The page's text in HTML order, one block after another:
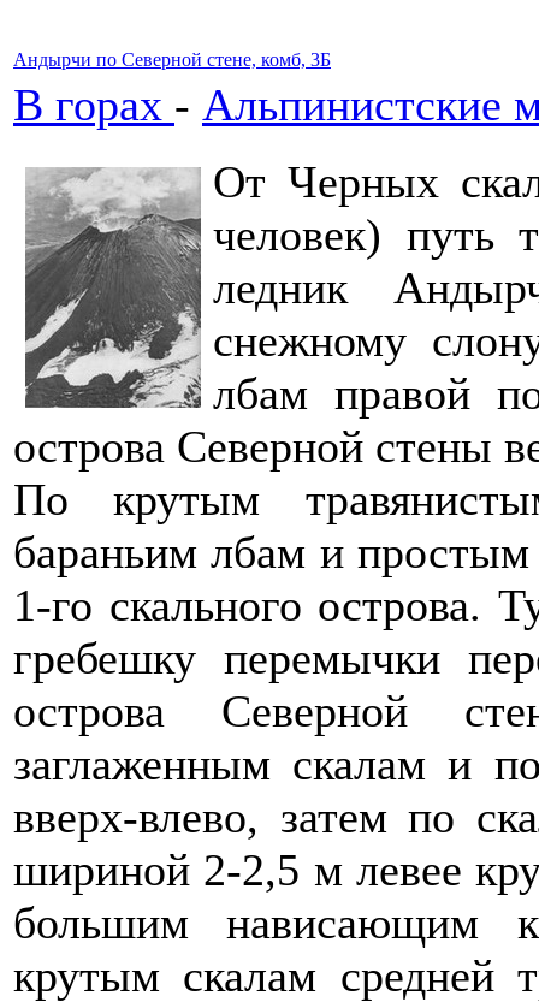
Андырчи по Северной стене, комб, 3Б
В горах - Альпинистские
От Черных
человек) путь
ледник
снежному
лбам правой
острова Северной стены
По крутым
бараньим лбам и
1-го скального острова.
гребешку перемычки
острова Северной
заглаженным скалам и
вверх-влево, затем по
шириной 2-2,5 м левее
большим нависающим
крутым скалам средней